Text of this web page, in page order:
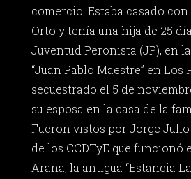
comercio. Estaba casado con
Orto y tenía una hija de 25
Juventud Peronista (JP), en
“Juan Pablo Maestre” en Los
secuestrado el 5 de
su esposa en la casa de la
Fueron vistos por Jorge
de los CCDTyE que funcionó
Arana, la antigua “Estancia